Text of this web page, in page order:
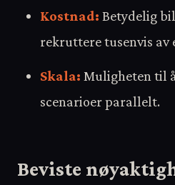
Kostnad: Betydelig
rekruttere tusenvis av
Skala: Muligheten til
scenarioer parallelt.
Beviste